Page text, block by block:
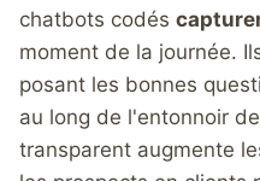
chatbots codés
moment de la journée.
posant les bonnes
au long de l'entonnoir
transparent augmente